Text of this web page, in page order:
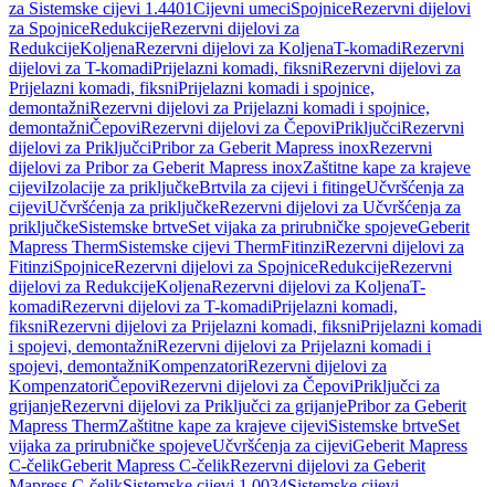
za Sistemske cijevi 1.4401Cijevni umeciSpojniceRezervni dijelovi
za SpojniceRedukcijeRezervni dijelovi za
RedukcijeKoljenaRezervni dijelovi za KoljenaT-komadiRezervni
dijelovi za T-komadiPrijelazni komadi, fiksniRezervni dijelovi za
Prijelazni komadi, fiksniPrijelazni komadi i spojnice,
demontažniRezervni dijelovi za Prijelazni komadi i spojnice,
demontažniČepoviRezervni dijelovi za ČepoviPriključciRezervni
dijelovi za PriključciPribor za Geberit Mapress inoxRezervni
dijelovi za Pribor za Geberit Mapress inoxZaštitne kape za krajeve
cijeviIzolacije za priključkeBrtvila za cijevi i fitingeUčvršćenja za
cijeviUčvršćenja za priključkeRezervni dijelovi za Učvršćenja za
priključkeSistemske brtveSet vijaka za prirubničke spojeveGeberit
Mapress ThermSistemske cijevi ThermFitinziRezervni dijelovi za
FitinziSpojniceRezervni dijelovi za SpojniceRedukcijeRezervni
dijelovi za RedukcijeKoljenaRezervni dijelovi za KoljenaT-
komadiRezervni dijelovi za T-komadiPrijelazni komadi,
fiksniRezervni dijelovi za Prijelazni komadi, fiksniPrijelazni komadi
i spojevi, demontažniRezervni dijelovi za Prijelazni komadi i
spojevi, demontažniKompenzatoriRezervni dijelovi za
KompenzatoriČepoviRezervni dijelovi za ČepoviPriključci za
grijanjeRezervni dijelovi za Priključci za grijanjePribor za Geberit
Mapress ThermZaštitne kape za krajeve cijeviSistemske brtveSet
vijaka za prirubničke spojeveUčvršćenja za cijeviGeberit Mapress
C-čelikGeberit Mapress C-čelikRezervni dijelovi za Geberit